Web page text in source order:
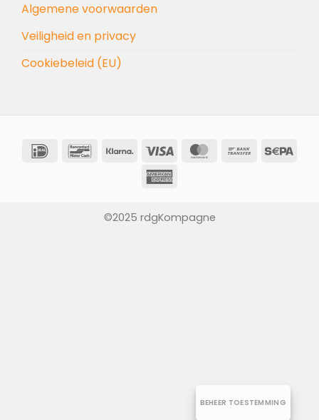
Algemene voorwaarden
Veiligheid en privacy
Cookiebeleid (EU)
IDeal Bancontact
Klarna Visa MasterCard
Bank
©2025 rdgKompagne
BEHEER TOESTEMMING